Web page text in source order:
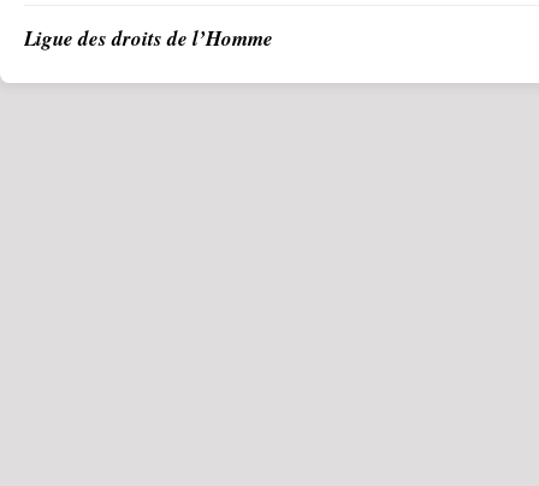
Ligue des droits de l’Homme